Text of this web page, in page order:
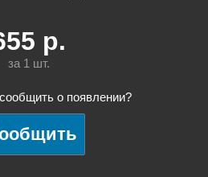
р.
за 1 шт.
о появлении?